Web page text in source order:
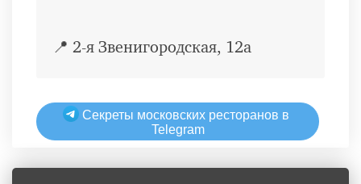
📍 2-я Звенигородская, 12а
Секреты московских ресторанов в
Telegram